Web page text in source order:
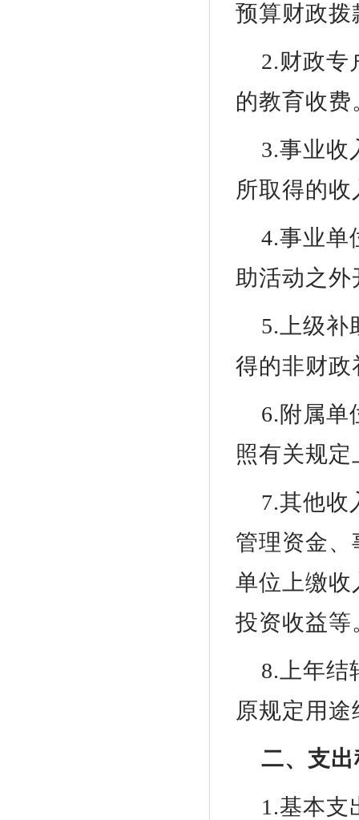
预算财政拨
2.财政专
的教育收费
3.事业收
所取得的
4.事业单
助活动之
5.上级补
得的非财政
6.附属单
照有关规
7.其他收
管理资金
单位上缴收
投资收益等
8.上年结
原规定用
二、支
1.基本支